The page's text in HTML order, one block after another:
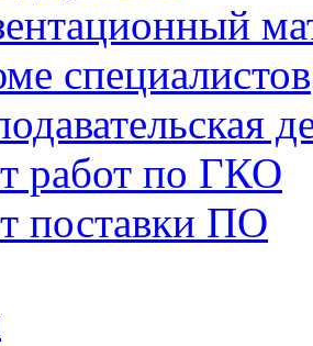
специалистов
работ по ГКО
поставки ПО